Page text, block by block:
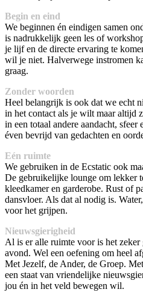
Begin en eind
We beginnen én eindigen samen
is nadrukkelijk geen les of
je lijf en de directe ervaring te
wil je niet. Halverwege instromen
graag.
Zonder woorden
Heel belangrijk is ook dat we echt
in het contact als je wilt maar altijd
in een totaal andere aandacht,
éven bevrijd van gedachten en
Eén ruimte
We gebruiken in de Ecstatic ook
De gebruikelijke lounge om lekker
kleedkamer en garderobe. Rust of
dansvloer. Als dat al nodig is.
voor het grijpen.
Nieuwsgierigheid
Al is er alle ruimte voor is het zeker
avond. Wel een oefening om heel
Met Jezelf, de Ander, de Groep.
een staat van vriendelijke
jou én in het veld bewegen wil.